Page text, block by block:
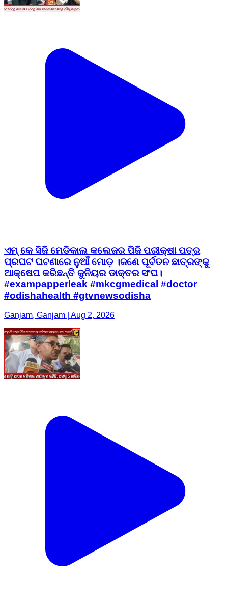
ଏମ୍ କେ ସିଜି ମେଡିକାଲ କଲେଜର ପିଜି ପରୀକ୍ଷା ପତ୍ର
ପ୍ରଘଟ ଘଟଣାରେ ନୁଆଁ ମୋଡ଼ ।ଜଣେ ପୂର୍ବତନ ଛାତ୍ରଙ୍କୁ
ଆକ୍ଷେପ କରିଛନ୍ତି ଜୁନିୟର ଡାକ୍ତର ସଂଘ।
#exampapperleak #mkcgmedical #doctor
#odishahealth #gtvnewsodisha
Ganjam, Ganjam | Aug 2, 2026